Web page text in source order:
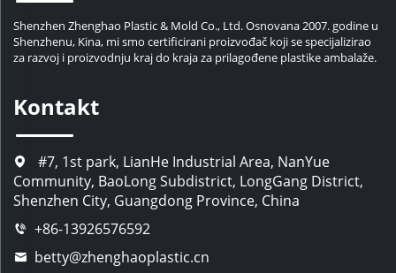
Shenzhen Zhenghao Plastic & Mold Co., Ltd. Osnovana 2007. godine u
Shenzhenu, Kina, mi smo certificirani proizvođač koji se specijalizirao
za razvoj i proizvodnju kraj do kraja za prilagođene plastike ambalaže.
Kontakt
#7, 1st park, LianHe Industrial Area, NanYue
Community, BaoLong Subdistrict, LongGang District,
Shenzhen City, Guangdong Province, China
+86-13926576592
betty@zhenghaoplastic.cn